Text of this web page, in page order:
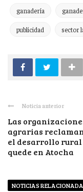
ganadería
publicidad sector
Noticia anterior
Las
agrarias
el desarrollo rural
quede en Atocha
NOTICIAS